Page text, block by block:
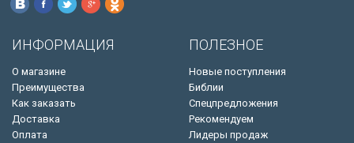
ИНФОРМАЦИЯ
О магазине
Преимущества
Как заказать
Доставка
Оплата
ПОЛЕЗНОЕ
Новые поступления
Библии
Спецпредложения
Рекомендуем
Лидеры продаж